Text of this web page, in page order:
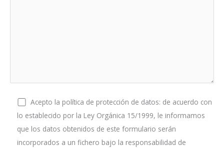
Acepto la política de protección de datos: de acuerdo con
lo establecido por la Ley Orgánica 15/1999, le informamos
que los datos obtenidos de este formulario serán
incorporados a un fichero bajo la responsabilidad de